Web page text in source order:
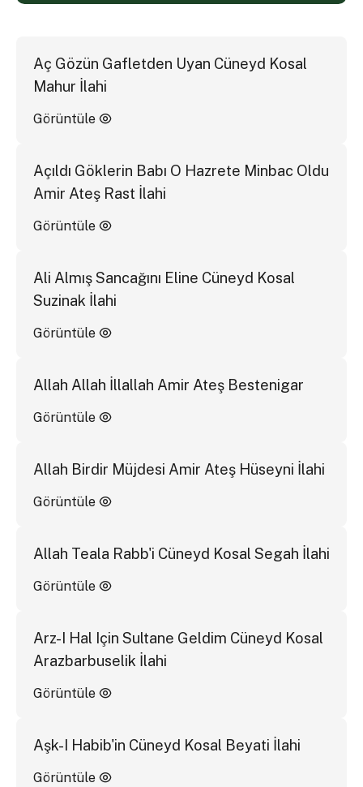
Aç Gözün Gafletden Uyan Cüneyd Kosal
Mahur İlahi
Görüntüle
Açıldı Göklerin Babı O Hazrete Minbac Oldu
Amir Ateş Rast İlahi
Görüntüle
Ali Almış Sancağını Eline Cüneyd Kosal
Suzinak İlahi
Görüntüle
Allah Allah İllallah Amir Ateş Bestenigar
Görüntüle
Allah Birdir Müjdesi Amir Ateş Hüseyni İlahi
Görüntüle
Allah Teala Rabb'i Cüneyd Kosal Segah İlahi
Görüntüle
Arz-I Hal Için Sultane Geldim Cüneyd Kosal
Arazbarbuselik İlahi
Görüntüle
Aşk-I Habib'in Cüneyd Kosal Beyati İlahi
Görüntüle